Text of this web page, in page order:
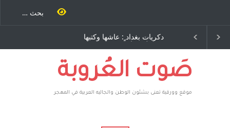
دكريات بغداد ٍ: عاشها وكتبها
:وليد رباح – نيوجرسي –
الولايات المتحدة الامريكية
كتب
يقهر
صَوت العُروبة
موقع وورقية تعنى بشئون الوطن والجاليه العربية في المهجر